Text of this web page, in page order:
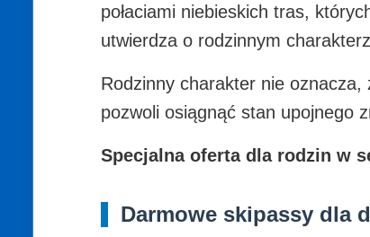
połaciami niebieskich tras,
utwierdza o rodzinnym
Rodzinny charakter nie
pozwoli osiągnąć stan upojnego
Specjalna oferta dla rodzin w
Darmowe skipassy dla